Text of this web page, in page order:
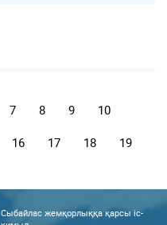
7 8 9 10
16 17 18 19
Сыбайлас жемқорлыққа қарсы іс-